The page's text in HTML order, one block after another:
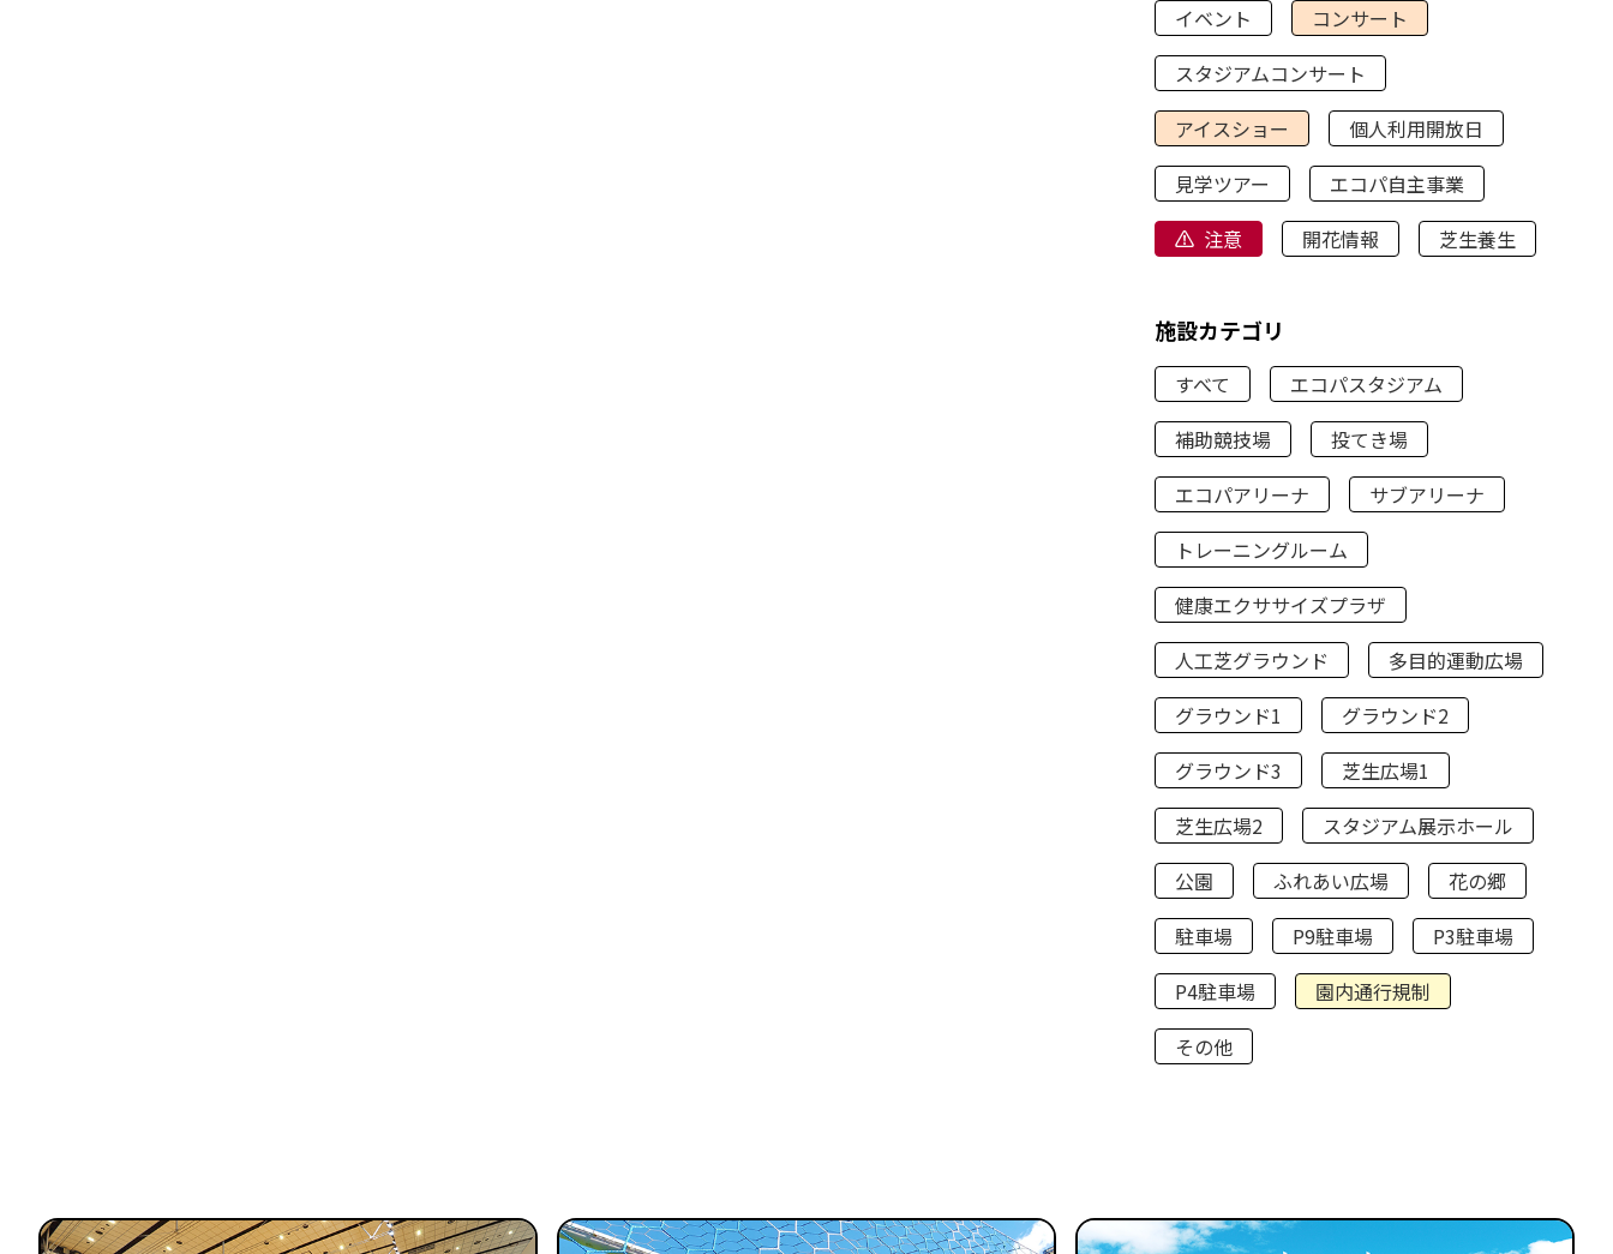
イベント
コンサート
スタジアムコンサート
アイスショー
個人利用開放日
見学ツアー
エコパ自主事業
注意
開花情報 芝生養生
施設カテゴリ
すべて
エコパスタジアム
補助競技場
投てき場
エコパアリーナ
サブアリーナ
トレーニングルーム
健康エクササイズプラザ
人工芝グラウンド
多目的運動広場
グラウンド1
グラウンド2
グラウンド3
芝生広場1
芝生広場2
スタジアム展示ホール
公園
ふれあい広場
花の郷
駐車場
P9駐車場
P3駐車場
P4駐車場
園内通行規制
その他